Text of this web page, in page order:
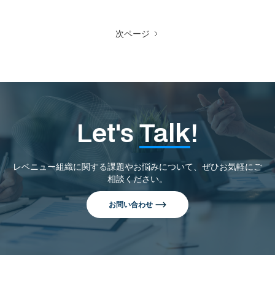
次ページ
Let'sTalk!
レベニュー組織に関する課題やお悩みについて、ぜひお気軽にご
相談ください。
お問い合わせ